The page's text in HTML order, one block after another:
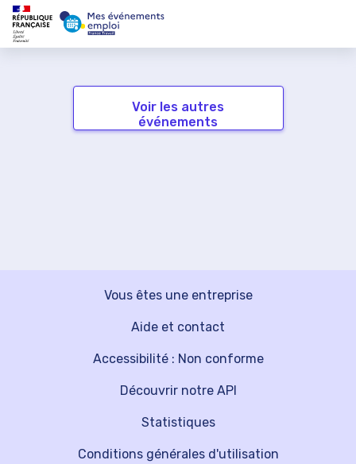
Voir les autres
événements
Vous êtes une entreprise
Découvrir notre API
Aide et contact
Statistiques
Accessibilité : Non conforme
Conditions générales d'utilisation